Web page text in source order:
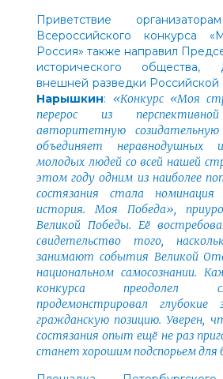
Приветствие
Всероссийского конкурса
Россия» также направил
исторического
внешней разведки
Нарышкин: «Конкурс «Моя
перерос из
авторитетную
объединяет неравнодушных
молодых людей со всей нашей
этом году одним из наиболее
состязания стала
история. Моя Победа»,
Великой Победы. Её
свидетельство того,
занимают события Великой
национальном самосознании.
конкурса преодолел
продемонстрировал
гражданскую позицию. Уверен,
состязания опыт ещё не раз
станет хорошим подспорьем для